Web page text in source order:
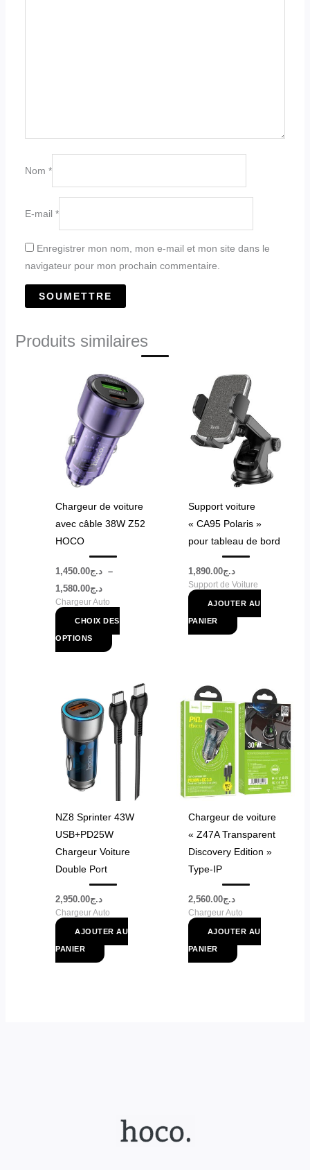
Nom *
E-mail *
Enregistrer mon nom, mon e-mail et mon site dans le
navigateur pour mon prochain commentaire.
Produits similaires
Chargeur de voiture
avec câble 38W Z52
HOCO
د.ج1,450.00
–
د.ج1,580.00
Plage
de
prix :
د.ج1,450.00
à
Chargeur Auto
CHOIX DES
OPTIONS
Ce
produit
a
plusieurs
variations.
peuvent
être
la
du
produit
Support voiture
« CA95 Polaris »
pour tableau de bord
د.ج1,890.00
Support de Voiture
AJOUTER AU
PANIER
NZ8 Sprinter 43W
USB+PD25W
Chargeur Voiture
Double Port
د.ج2,950.00
Chargeur Auto
AJOUTER AU
PANIER
Chargeur de voiture
« Z47A Transparent
Discovery Edition »
Type-IP
د.ج2,560.00
Chargeur Auto
AJOUTER AU
PANIER